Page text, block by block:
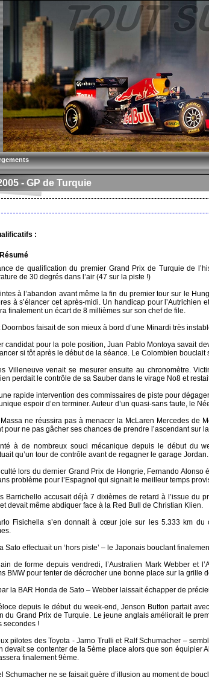
- GP de Turquie
:
Résumé
de qualification du premier Grand Prix de Turquie de
de 30 degrés dans l’air (47 sur la piste !)
à l’abandon avant même la fin du premier tour sur le
à s’élancer cet après-midi. Un handicap pour l’Autrichien
finalement un écart de 8 millièmes sur son chef de file.
Doornbos faisait de son mieux à bord d’une Minardi très
candidat pour la pole position, Juan Pablo Montoya savait
si tôt après le début de la séance. Le Colombien bouclait
Villeneuve venait se mesurer ensuite au chronomètre.
perdait le contrôle de sa Sauber dans le virage No8 et
rapide intervention des commissaires de piste pour
espoir d’en terminer. Auteur d’un quasi-sans faute, le
ne réussira pas à menacer la McLaren Mercedes de
pour ne pas gâcher ses chances de prendre l’ascendant sur
à de nombreux souci mécanique depuis le début du
qu’un tour de contrôle avant de regagner le garage Jordan.
lors du dernier Grand Prix de Hongrie, Fernando
problème pour l’Espagnol qui signait le meilleur temps
Barrichello accusait déjà 7 dixièmes de retard à l’issue du
devait même abdiquer face à la Red Bull de Christian Klien.
Fisichella s’en donnait à cœur joie sur les 5.333 km
Sato effectuait un ‘hors piste’ – le Japonais bouclant
de forme depuis vendredi, l’Australien Mark Webber et
BMW pour tenter de décrocher une bonne place sur la grille
la BAR Honda de Sato – Webber laissait échapper de
depuis le début du week-end, Jenson Button partait
du Grand Prix de Turquie. Le jeune anglais améliorait le
secondes !
pilotes des Toyota - Jarno Trulli et Ralf Schumacher –
devait se contenter de la 5ème place alors que son équipier
finalement 9ème.
Schumacher ne se faisait guère d’illusion au moment de